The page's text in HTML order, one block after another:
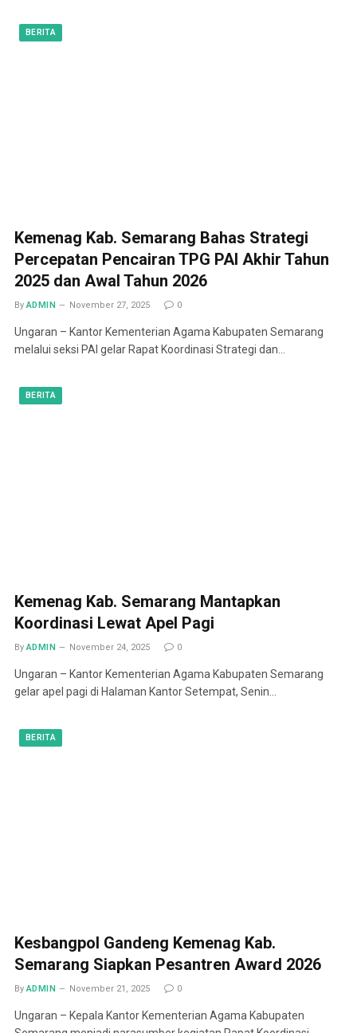
BERITA
Kemenag Kab. Semarang Bahas Strategi
Percepatan Pencairan TPG PAI Akhir Tahun
2025 dan Awal Tahun 2026
By ADMIN November 27, 2025 0
Ungaran – Kantor Kementerian Agama Kabupaten Semarang
melalui seksi PAI gelar Rapat Koordinasi Strategi dan…
BERITA
Kemenag Kab. Semarang Mantapkan
Koordinasi Lewat Apel Pagi
By ADMIN November 24, 2025 0
Ungaran – Kantor Kementerian Agama Kabupaten Semarang
gelar apel pagi di Halaman Kantor Setempat, Senin…
BERITA
Kesbangpol Gandeng Kemenag Kab.
Semarang Siapkan Pesantren Award 2026
By ADMIN November 21, 2025 0
Ungaran – Kepala Kantor Kementerian Agama Kabupaten